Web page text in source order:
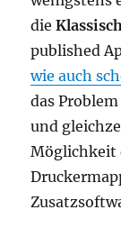
die
published
wie auch
das
und
Möglichkeit